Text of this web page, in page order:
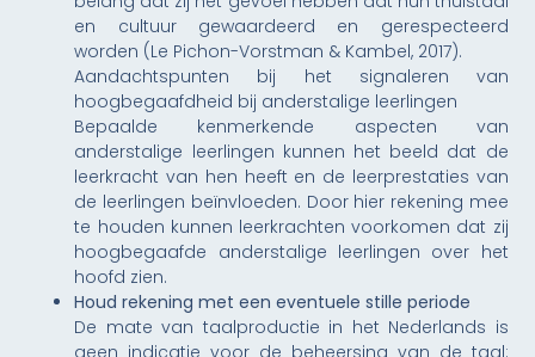
en cultuur gewaardeerd en gerespecteerd
worden (Le Pichon-Vorstman & Kambel, 2017).
Aandachtspunten bij het signaleren van
hoogbegaafdheid bij anderstalige leerlingen
Bepaalde kenmerkende aspecten van
anderstalige leerlingen kunnen het beeld dat de
leerkracht van hen heeft en de leerprestaties van
de leerlingen beïnvloeden. Door hier rekening mee
te houden kunnen leerkrachten voorkomen dat zij
hoogbegaafde anderstalige leerlingen over het
hoofd zien.
Houd rekening met een eventuele stille periode
De mate van taalproductie in het Nederlands is